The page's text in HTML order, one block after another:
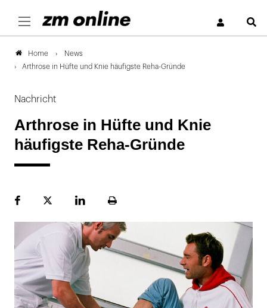
Home
News
Arthrose in Hüfte und Knie häufigste Reha-Gründe
Nachricht
Arthrose in Hüfte und Knie
häufigste Reha-Gründe
FacebookPlattformLinekdInSeite